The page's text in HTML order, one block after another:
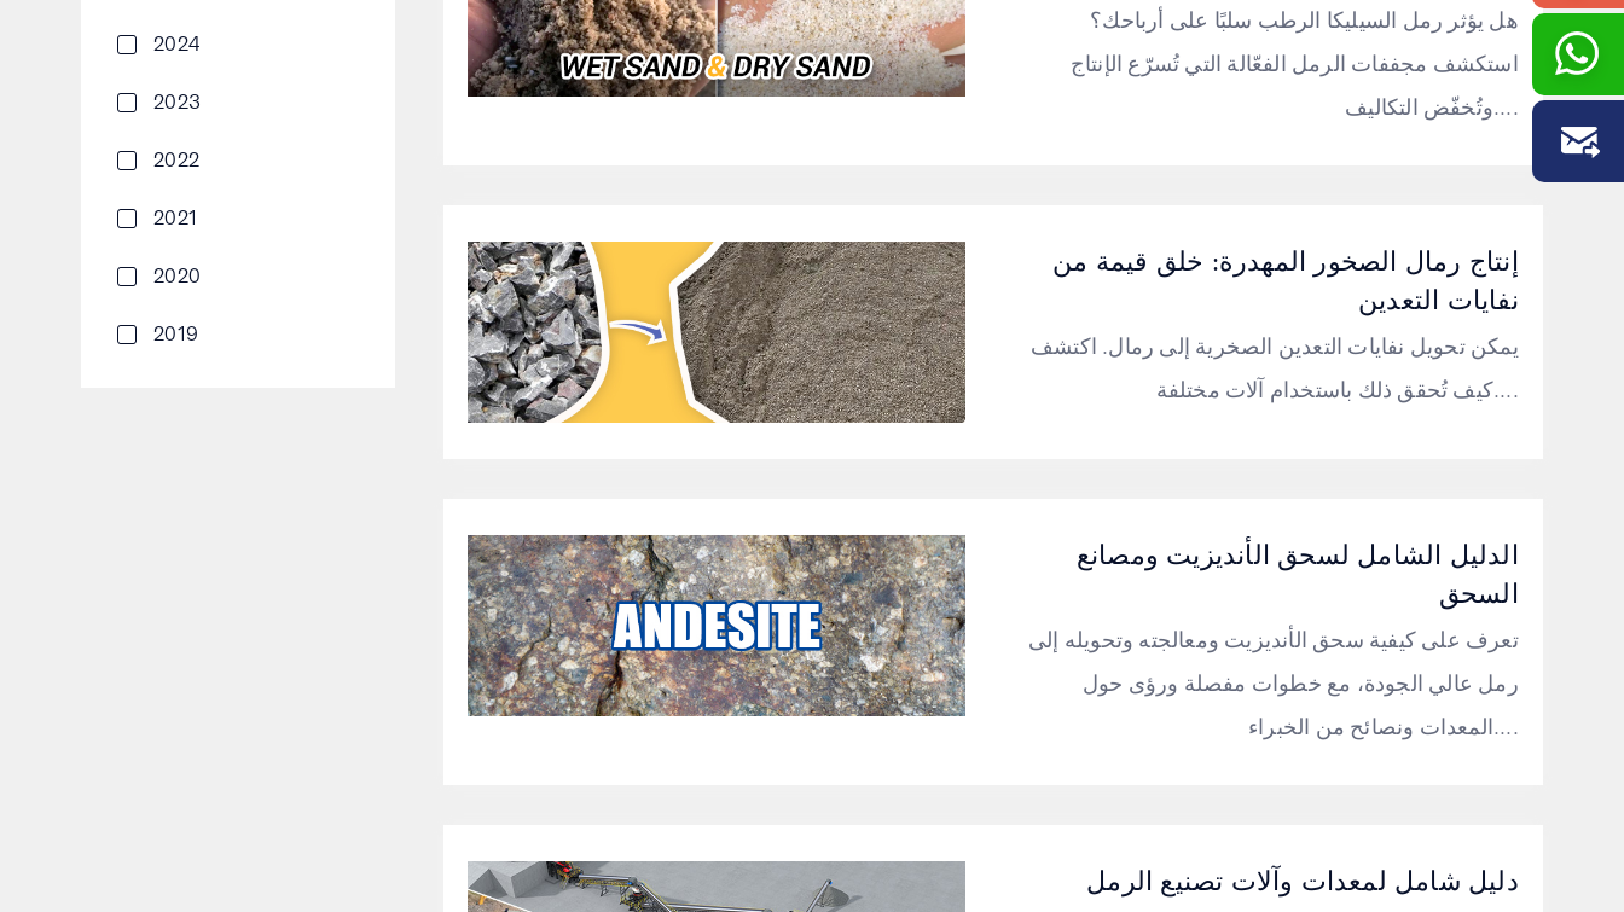
2024
2023
2022
2021
2020
2019
هل يؤثر رمل السيليكا الرطب سلبًا على أرباحك؟
استكشف مجففات الرمل الفعّالة التي تُسرّع الإنتاج
وتُخفّض التكاليف....
إنتاج رمال الصخور المهدرة: خلق قيمة من
نفايات التعدين
يمكن تحويل نفايات التعدين الصخرية إلى رمال. اكتشف
كيف تُحقق ذلك باستخدام آلات مختلفة....
الدليل الشامل لسحق الأنديزيت ومصانع
السحق
تعرف على كيفية سحق الأنديزيت ومعالجته وتحويله إلى
رمل عالي الجودة، مع خطوات مفصلة ورؤى حول
المعدات ونصائح من الخبراء....
دليل شامل لمعدات وآلات تصنيع الرمل